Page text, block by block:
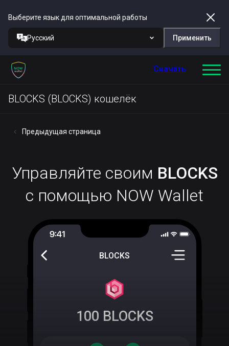
Выберите язык для оптимальной работы
Русский Применить
Скачать
BLOCKS (BLOCKS) кошелёк
Предыдущая страница
Управляйте своим BLOCKS
с помощью NOW Wallet
BLOCKS
100 BLOCKS